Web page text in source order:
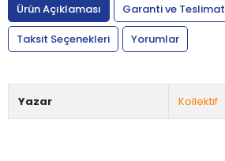
Ürün Açıklaması
Garanti ve Teslimat
Taksit Seçenekleri
Yorumlar
Yazar Kollektif